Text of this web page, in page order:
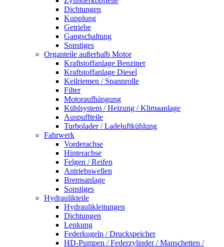
Dichtungen
Kupplung
Getriebe
Gangschaltung
Sonstiges
Organteile außerhalb Motor
Kraftstoffanlage Benziner
Kraftstoffanlage Diesel
Keilriemen / Spannrolle
Filter
Motoraufhängung
Kühlsystem / Heizung / Klimaanlage
Auspuffteile
Turbolader / Ladeluftkühlung
Fahrwerk
Vorderachse
Hinterachse
Felgen / Reifen
Antriebswellen
Bremsanlage
Sonstiges
Hydraulikteile
Hydraulikleitungen
Dichtungen
Lenkung
Federkugeln / Druckspeicher
HD-Pumpen / Federzylinder / Manschetten /